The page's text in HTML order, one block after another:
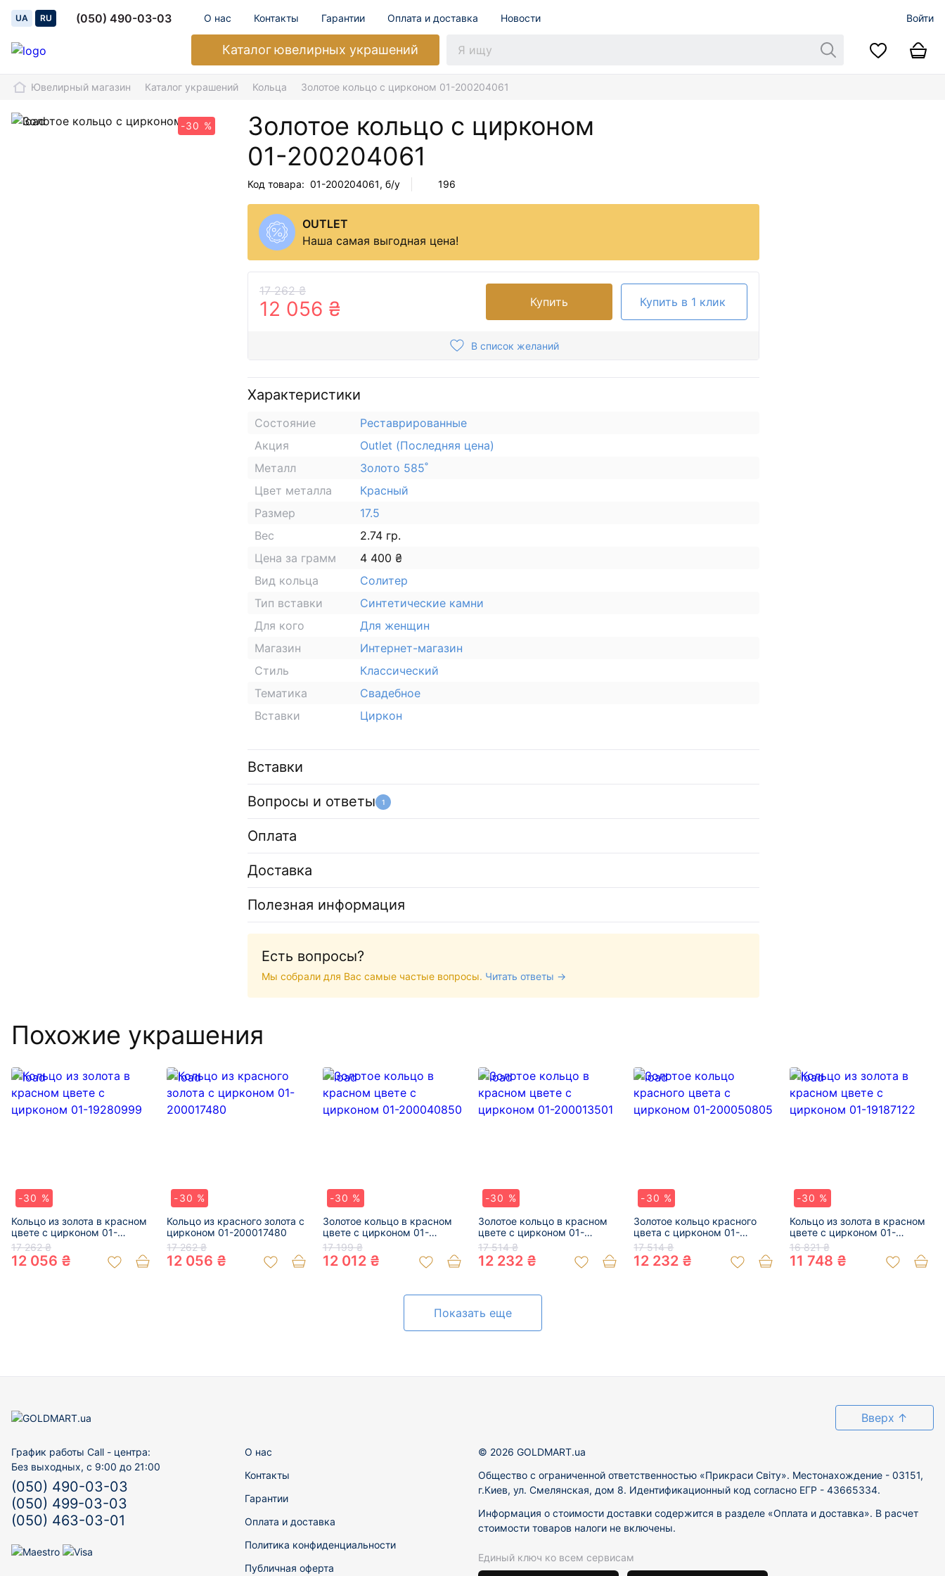
UA RU (050) 490-03-03 О нас Контакты Гарантии Оплата и доставка Новости Войти
Каталогювелирных украшений
Ювелирный магазин Каталог украшений Кольца Золотое кольцо с цирконом 01-200204061
-30 %
Золотое кольцо с цирконом
01-200204061
Код товара: 01-200204061, б/у 196
OUTLET
Наша самая выгодная цена!
17 262 ₴
12 056 ₴ Купить Купить в 1 клик
В список желаний
Характеристики
Состояние
Реставрированные
Акция
Outlet (Последняя цена)
Металл
Золото 585˚
Цвет металла
Красный
Размер
17.5
Вес
2.74 гр.
Цена за грамм
4 400 ₴
Вид кольца
Солитер
Тип вставки
Синтетические камни
Для кого
Для женщин
Магазин
Интернет-магазин
Стиль
Классический
Тематика
Свадебное
Вставки
Циркон
Вставки
Вопросы и ответы 1
Оплата
Доставка
Полезная информация
Есть вопросы?
Мы собрали для Вас самые частые вопросы. Читать ответы →
Похожие украшения
-30 %
Кольцо из золота в красном
цвете с цирконом 01-
19280999
17 262 ₴
12 056 ₴
-30 %
Кольцо из красного золота с
цирконом 01-200017480
17 262 ₴
12 056 ₴
-30 %
Золотое кольцо в красном
цвете с цирконом 01-
200040850
17 199 ₴
12 012 ₴
-30 %
Золотое кольцо в красном
цвете с цирконом 01-
200013501
17 514 ₴
12 232 ₴
-30 %
Золотое кольцо красного
цвета с цирконом 01-
200050805
17 514 ₴
12 232 ₴
-30 %
Кольцо из золота в красном
цвете с цирконом 01-
19187122
16 821 ₴
11 748 ₴
Показать еще
Вверх ↑
График работы Call - центра:
Без выходных, с 9:00 до 21:00
(050) 490-03-03
(050) 499-03-03
(050) 463-03-01
О нас
Контакты
Гарантии
Оплата и доставка
Политика конфиденциальности
Публичная оферта
© 2026 GOLDMART.ua
Общество с ограниченной ответственностью «Прикраси Світу». Местонахождение - 03151,
г.Киев, ул. Смелянская, дом 8. Идентификационный код согласно ЕГР - 43665334.
Информация о стоимости доставки содержится в разделе «Оплата и доставка». В расчет
стоимости товаров налоги не включены.
Единый ключ ко всем сервисам